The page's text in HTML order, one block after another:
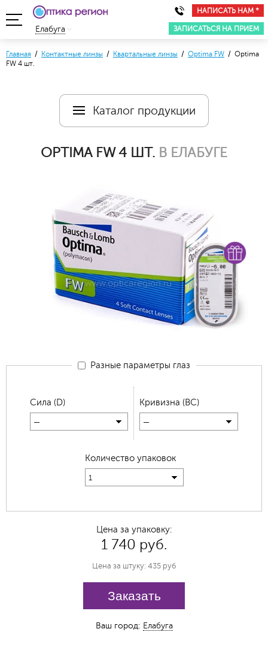
НАПИСАТЬ НАМ *
ЗАПИСАТЬСЯ НА ПРИЕМ
Елабуга
Главная / Контактные линзы / Квартальные линзы / Optima FW / Optima
FW 4 шт.
Каталог продукции
OPTIMA FW 4 ШТ. В ЕЛАБУГЕ
Разные параметры глаз
Сила (D)
—
Кривизна (BC)
—
Количество упаковок
1
Цена за упаковку:
1 740 руб.
Цена за штуку: 435 руб
Заказать
Ваш город: Елабуга